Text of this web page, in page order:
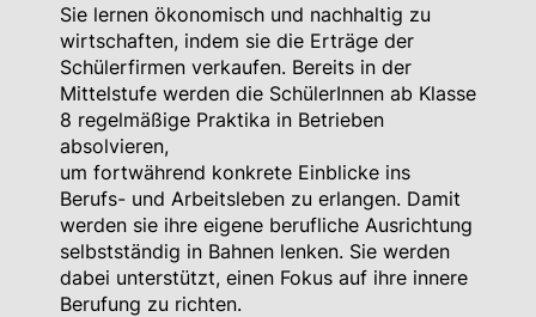
Sie lernen ökonomisch und nachhaltig zu
wirtschaften, indem sie die Erträge der
Schülerfirmen verkaufen. Bereits in der
Mittelstufe werden die SchülerInnen ab Klasse
8 regelmäßige Praktika in Betrieben
absolvieren,
um fortwährend konkrete Einblicke ins
Berufs- und Arbeitsleben zu erlangen. Damit
werden sie ihre eigene berufliche Ausrichtung
selbstständig in Bahnen lenken. Sie werden
dabei unterstützt, einen Fokus auf ihre innere
Berufung zu richten.